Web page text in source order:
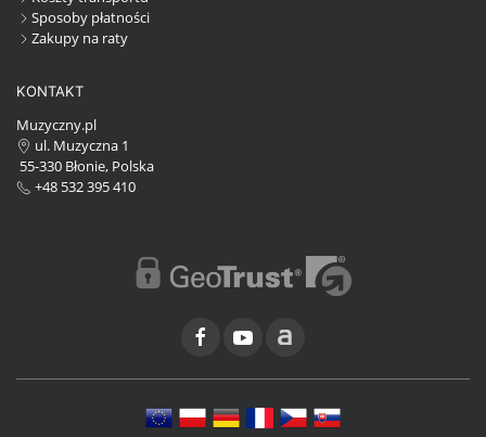
Sposoby płatności
Zakupy na raty
KONTAKT
Muzyczny.pl
ul. Muzyczna 1
55-330 Błonie, Polska
+48 532 395 410